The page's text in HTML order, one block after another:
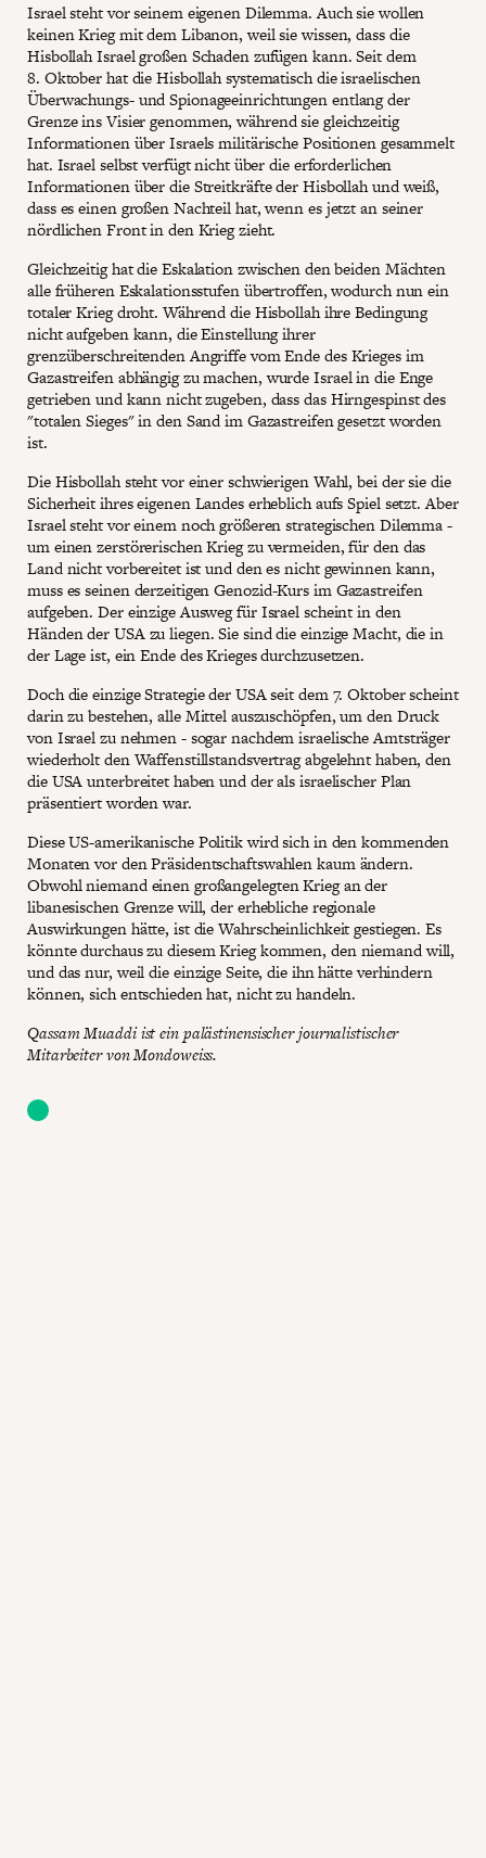
Israel steht vor seinem eigenen Dilemma. Auch sie wollen
keinen Krieg mit dem Libanon, weil sie wissen, dass die
Hisbollah Israel großen Schaden zufügen kann. Seit dem
8. Oktober hat die Hisbollah systematisch die israelischen
Überwachungs- und Spionageeinrichtungen entlang der
Grenze ins Visier genommen, während sie gleichzeitig
Informationen über Israels militärische Positionen gesammelt
hat. Israel selbst verfügt nicht über die erforderlichen
Informationen über die Streitkräfte der Hisbollah und weiß,
dass es einen großen Nachteil hat, wenn es jetzt an seiner
nördlichen Front in den Krieg zieht.
Gleichzeitig hat die Eskalation zwischen den beiden Mächten
alle früheren Eskalationsstufen übertroffen, wodurch nun ein
totaler Krieg droht. Während die Hisbollah ihre Bedingung
nicht aufgeben kann, die Einstellung ihrer
grenzüberschreitenden Angriffe vom Ende des Krieges im
Gazastreifen abhängig zu machen, wurde Israel in die Enge
getrieben und kann nicht zugeben, dass das Hirngespinst des
"totalen Sieges" in den Sand im Gazastreifen gesetzt worden
ist.
Die Hisbollah steht vor einer schwierigen Wahl, bei der sie die
Sicherheit ihres eigenen Landes erheblich aufs Spiel setzt. Aber
Israel steht vor einem noch größeren strategischen Dilemma -
um einen zerstörerischen Krieg zu vermeiden, für den das
Land nicht vorbereitet ist und den es nicht gewinnen kann,
muss es seinen derzeitigen Genozid-Kurs im Gazastreifen
aufgeben. Der einzige Ausweg für Israel scheint in den
Händen der USA zu liegen. Sie sind die einzige Macht, die in
der Lage ist, ein Ende des Krieges durchzusetzen.
Doch die einzige Strategie der USA seit dem 7. Oktober scheint
darin zu bestehen, alle Mittel auszuschöpfen, um den Druck
von Israel zu nehmen - sogar nachdem israelische Amtsträger
wiederholt den Waffenstillstandsvertrag abgelehnt haben, den
die USA unterbreitet haben und der als israelischer Plan
präsentiert worden war.
Diese US-amerikanische Politik wird sich in den kommenden
Monaten vor den Präsidentschaftswahlen kaum ändern.
Obwohl niemand einen großangelegten Krieg an der
libanesischen Grenze will, der erhebliche regionale
Auswirkungen hätte, ist die Wahrscheinlichkeit gestiegen. Es
könnte durchaus zu diesem Krieg kommen, den niemand will,
und das nur, weil die einzige Seite, die ihn hätte verhindern
können, sich entschieden hat, nicht zu handeln.
Qassam Muaddi ist ein palästinensischer journalistischer
Mitarbeiter von Mondoweiss.